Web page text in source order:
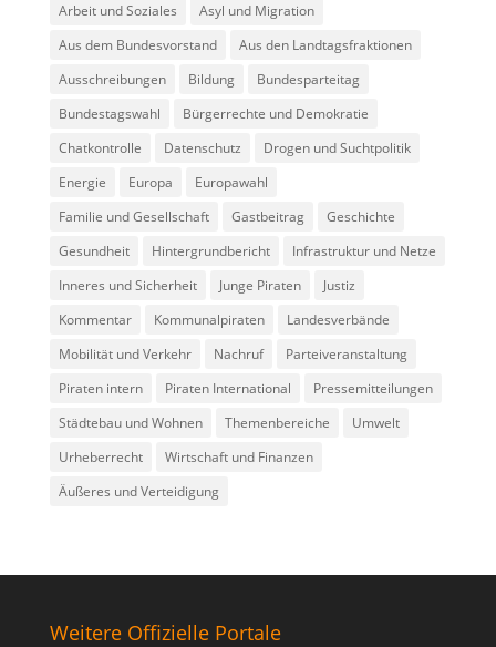
Arbeit und Soziales
Asyl und Migration
Aus dem Bundesvorstand
Aus den Landtagsfraktionen
Ausschreibungen
Bildung
Bundesparteitag
Bundestagswahl
Bürgerrechte und Demokratie
Chatkontrolle
Datenschutz
Drogen und Suchtpolitik
Energie
Europa
Europawahl
Familie und Gesellschaft
Gastbeitrag
Geschichte
Gesundheit
Hintergrundbericht
Infrastruktur und Netze
Inneres und Sicherheit
Junge Piraten
Justiz
Kommentar
Kommunalpiraten
Landesverbände
Mobilität und Verkehr
Nachruf
Parteiveranstaltung
Piraten intern
Piraten International
Pressemitteilungen
Städtebau und Wohnen
Themenbereiche
Umwelt
Urheberrecht
Wirtschaft und Finanzen
Äußeres und Verteidigung
Weitere Offizielle Portale